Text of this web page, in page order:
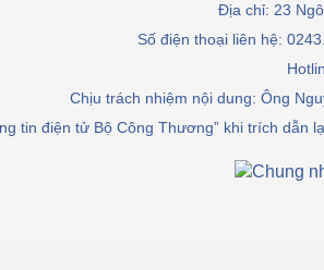
Địa chỉ: 23
Số điện thoại liên hệ:
Chịu trách nhiệm nội dung: Ông
tin điện tử Bộ Công Thương” khi trích dẫn